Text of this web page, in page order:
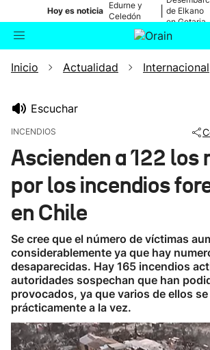
Hoy es noticia
Edurne y
Celedón
de Elkano
en Getaria
Buscador Actualidad
Ikusmiran
Inicio Actualidad Internacional
Escuchar
INCENDIOS
Ascienden a 122 los
por los incendios
en Chile
Se cree que el número de víctimas
considerablemente ya que hay
desaparecidas. Hay 165 incendios
autoridades sospechan que han
provocados, ya que varios de ellos
prácticamente a la vez.